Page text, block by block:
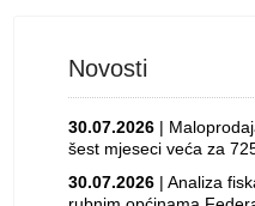
Novosti
30.07.2026 |
šest mjeseci veća za
30.07.2026 | Analiza